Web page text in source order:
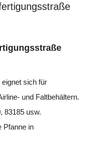
sich für
und Faltbehältern.
83185 usw.
Pfanne in